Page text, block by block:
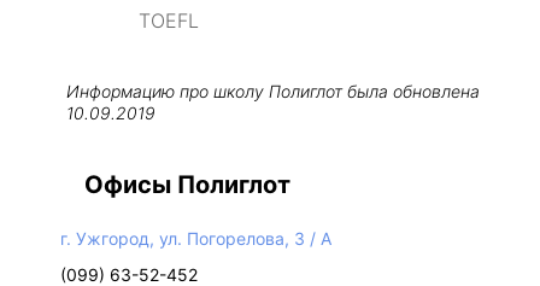
TOEFL
Информацию про школу Полиглотбыла обновлена
10.09.2019
Офисы Полиглот
г. Ужгород, ул. Погорелова, 3 / А
(099) 63-52-452